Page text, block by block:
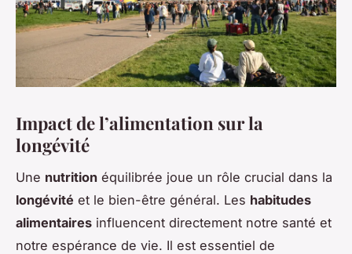
Impact de l’alimentation sur la
longévité
Une nutrition équilibrée joue un rôle crucial dans la
longévité et le bien-être général. Les habitudes
alimentaires influencent directement notre santé et
notre espérance de vie. Il est essentiel de